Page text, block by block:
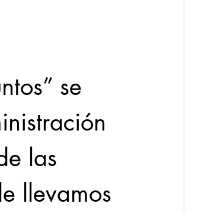
se
las
llevamos